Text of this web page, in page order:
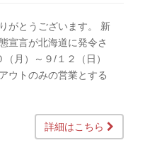
がとうございます。 新
宣言が北海道に発令さ
月）～９/１２（日）
ウトのみの営業とする
詳細はこちら